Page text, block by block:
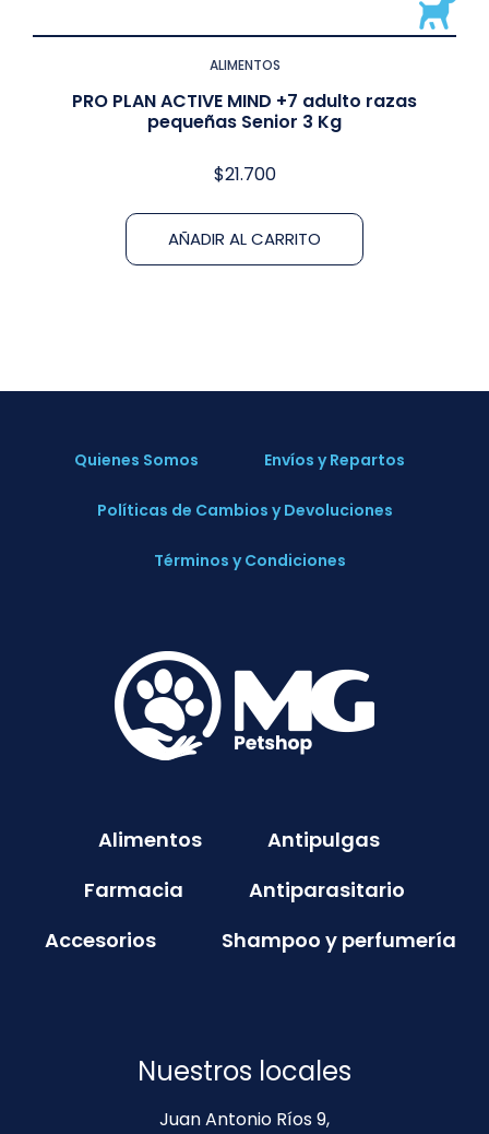
ALIMENTOS
PRO PLAN ACTIVE MIND +7 adulto razas
pequeñas Senior 3 Kg
$21.700
AÑADIR AL CARRITO
Quienes Somos Envíos y Repartos
Políticas de Cambios y Devoluciones
Términos y Condiciones
Alimentos
Antipulgas
Farmacia
Antiparasitario
Accesorios
Shampoo y perfumería
Nuestros locales
Juan Antonio Ríos 9,